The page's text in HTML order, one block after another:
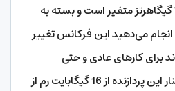
این پردازنده بین ۲.۸ تا ۴.۲ گیگاهرتز متغیر است و بسته به
می‌دهید این فرکانس تغییر
برای کارهای عادی و حتی
مالتی‌مدیا کافی باشد. در کنار این پردازنده از 16 گیگابایت رم از